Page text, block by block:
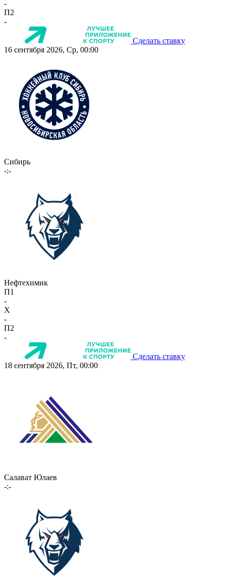
-
П2
-
Сделать ставку
16 сентября 2026, Ср, 00:00
Сибирь
-:-
Нефтехимик
П1
-
X
-
П2
-
Сделать ставку
18 сентября 2026, Пт, 00:00
Салават Юлаев
-:-